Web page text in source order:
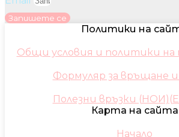
Запишете се
Политики на
Общи условия и политики
Формуляр за връщане и
Полезни връзки
Карта на сайта
Начало